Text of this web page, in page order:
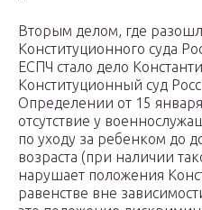
Вторым делом, где
Конституционного суда
ЕСПЧ стало дело
Конституционный суд
Определении от 15 января
отсутствие у
по уходу за ребенком до
возраста (при наличии
нарушает положения
равенстве вне